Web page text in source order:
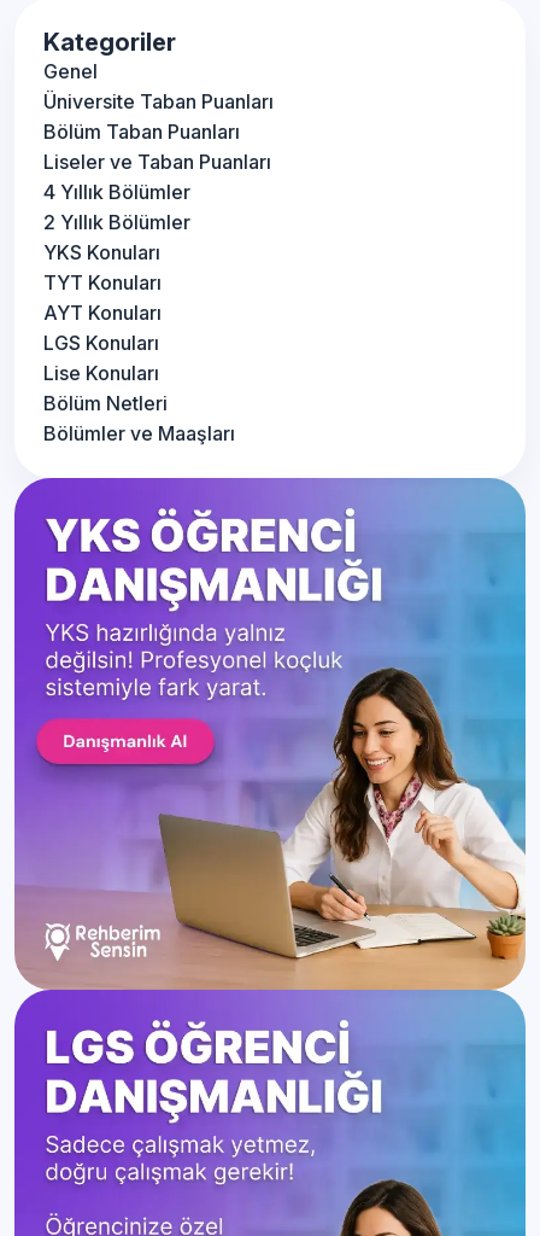
Kategoriler
Genel
Üniversite Taban Puanları
Bölüm Taban Puanları
Liseler ve Taban Puanları
4 Yıllık Bölümler
2 Yıllık Bölümler
YKS Konuları
TYT Konuları
AYT Konuları
LGS Konuları
Lise Konuları
Bölüm Netleri
Bölümler ve Maaşları